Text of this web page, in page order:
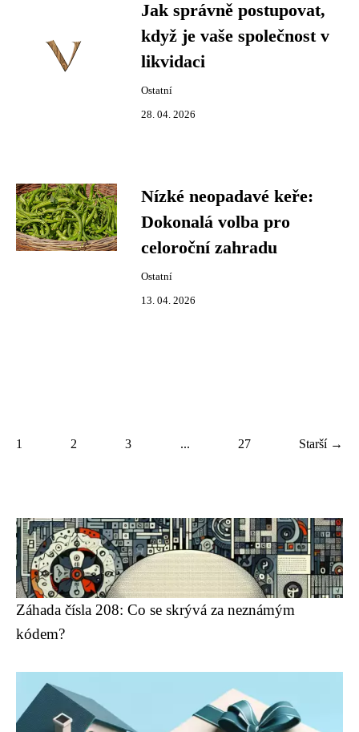
Jak správně postupovat,
když je vaše společnost v
likvidaci
Ostatní
28. 04. 2026
Nízké neopadavé keře:
Dokonalá volba pro
celoroční zahradu
Ostatní
13. 04. 2026
1 2 3 ... 27 Starší →
Záhada čísla 208: Co se skrývá za neznámým
kódem?